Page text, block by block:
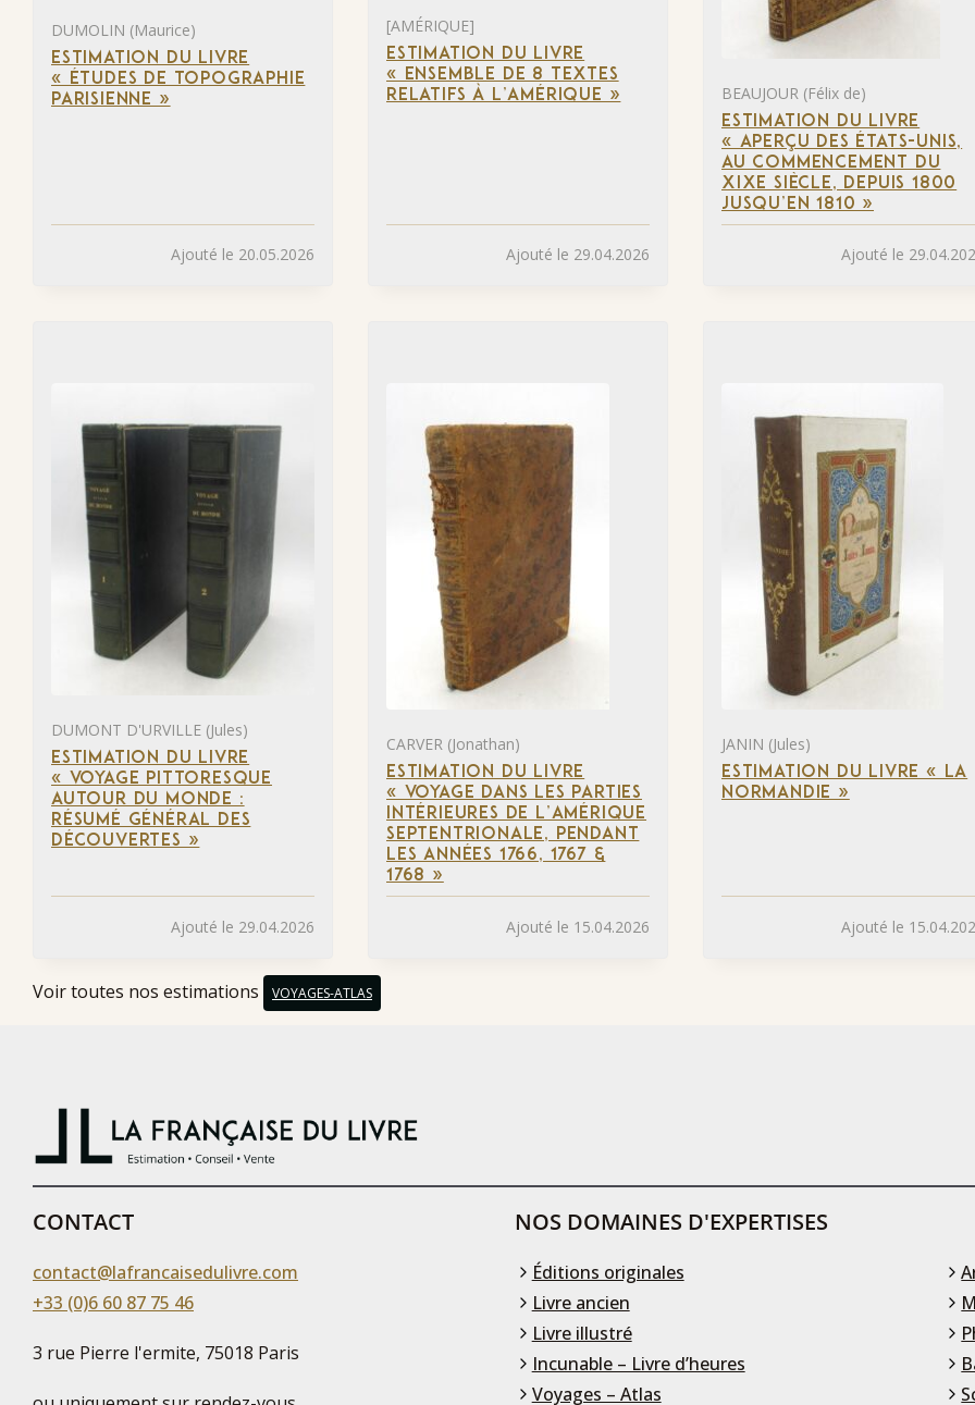
DUMOLIN (Maurice)
ESTIMATION DU LIVRE
« ÉTUDES DE TOPOGRAPHIE
PARISIENNE »
Ajouté le 20.05.2026
[AMÉRIQUE]
ESTIMATION DU LIVRE
« ENSEMBLE DE 8 TEXTES
RELATIFS À L’AMÉRIQUE »
Ajouté le 29.04.2026
BEAUJOUR (Félix de)
ESTIMATION DU LIVRE
« APERÇU DES ÉTATS-UNIS,
AU COMMENCEMENT DU
XIXE SIÈCLE, DEPUIS 1800
JUSQU’EN 1810 »
Ajouté le
DUMONT D'URVILLE (Jules)
ESTIMATION DU LIVRE
« VOYAGE PITTORESQUE
AUTOUR DU MONDE :
RÉSUMÉ GÉNÉRAL DES
DÉCOUVERTES »
Ajouté le 29.04.2026
CARVER (Jonathan)
ESTIMATION DU LIVRE
« VOYAGE DANS LES PARTIES
INTÉRIEURES DE L’AMÉRIQUE
SEPTENTRIONALE, PENDANT
LES ANNÉES 1766, 1767 &
1768 »
Ajouté le 15.04.2026
JANIN (Jules)
ESTIMATION DU LIVRE « LA
NORMANDIE »
Ajouté le
Voir toutes nos estimations VOYAGES-ATLAS
CONTACT
contact@lafrancaisedulivre.com
+33 (0)6 60 87 75 46
3 rue Pierre l'ermite, 75018 Paris
NOS DOMAINES D'EXPERTISES
Éditions originales
Livre ancien
Livre illustré
Incunable – Livre d’heures
Voyages – Atlas